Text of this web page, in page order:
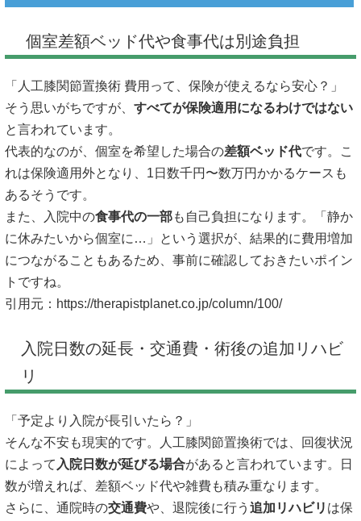
個室差額ベッド代や食事代は別途負担
「人工膝関節置換術 費用って、保険が使えるなら安心？」
そう思いがちですが、 すべてが保険適用になるわけではない
と言われています。
代表的なのが、個室を希望した場合の差額ベッド代です。こ
れは保険適用外となり、1日数千円〜数万円かかるケースも
あるそうです。
また、入院中の食事代の一部も自己負担になります。「静か
に休みたいから個室に…」という選択が、結果的に費用増加
につながることもあるため、事前に確認しておきたいポイン
トですね。
引用元： https://therapistplanet.co.jp/column/100/
入院日数の延長・交通費・術後の追加リハビ
リ
「予定より入院が長引いたら？」
そんな不安も現実的です。人工膝関節置換術では、回復状況
によって 入院日数が延びる場合があると言われています。日
数が増えれば、差額ベッド代や雑費も積み重なります。
さらに、通院時の交通費や、退院後に行う 追加リハビリ は保